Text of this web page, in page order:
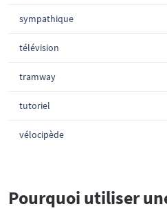
sympathique
télévision
tramway
tutoriel
vélocipède
Pourquoi utiliser